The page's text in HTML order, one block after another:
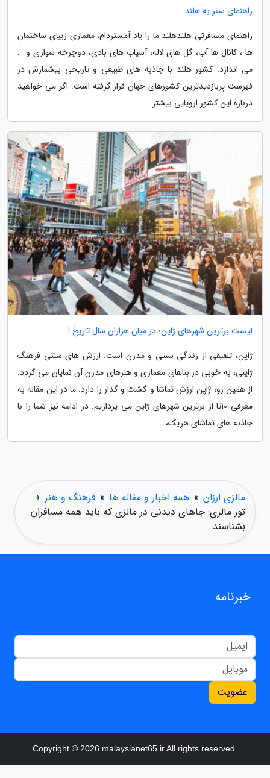
راهنمای سفر به هلند
راهنمای مسافرتی هلندهلند ما را یاد آمستردام، معماری زیبای ساختمان
ها ، کانال ها آب، گل های لاله، آسیاب های بادی، دوچرخه سواری و …
می اندازد. کشور هلند با جاذبه های طبیعی و تاریخی بیشمارش در
فهرست پربازدیدترین کشورهای جهان قرار گرفته است. اگر می خواهید
درباره این کشور اروپایی بیشتر...
لیست برترین شهرهای ژاپن؛ در میان هزاران سال تاریخ !
ژاپن، تلفیقی از زندگی سنتی و مدرن است. ارزش های سنتی فرهنگ
ژاپنی، به خوبی در بناهای معماری و هنرهای مدرن آن نمایان می گردد.
از همین رو، ژاپن ارزش تماشا و گشت و گذار را دارد. ما در این مقاله به
معرفی 10تا از برترین شهرهای ژاپن می پردازیم. در ادامه نیز شما را با
جاذبه های تماشای هریک،...
مالزی ارزان » همه اخبار و مقاله ها » فرهنگ و هنر »
تور مالزی: جاهای دیدنی در مالزی که باید همه مسافران
بشناسند
خبرنامه
عضویت
Copyright © 2026 malaysianet65.ir All rights reserved.